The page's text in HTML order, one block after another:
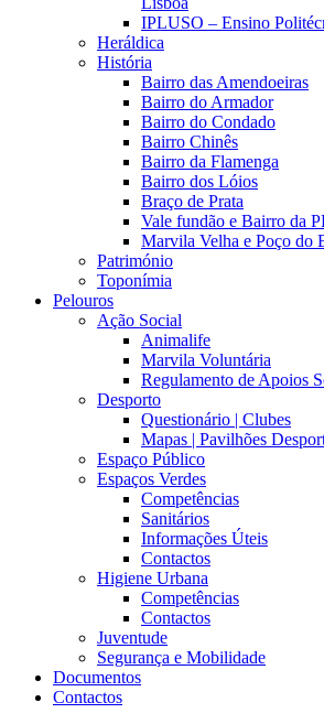
IPLUSO – Ensino
Heráldica
História
Bairro das Amendoeiras
Bairro do Armador
Bairro do Condado
Bairro Chinês
Bairro da Flamenga
Bairro dos Lóios
Braço de Prata
Vale fundão e Bairro da
Marvila Velha e Poço do
Património
Toponímia
Pelouros
Ação Social
Animalife
Marvila Voluntária
Regulamento de Apoios
Desporto
Questionário | Clubes
Mapas | Pavilhões
Espaço Público
Espaços Verdes
Competências
Sanitários
Informações Úteis
Contactos
Higiene Urbana
Competências
Contactos
Juventude
Segurança e Mobilidade
Documentos
Contactos